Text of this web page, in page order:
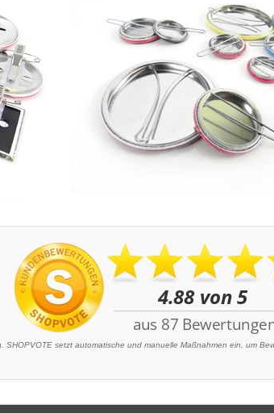
setzt automatische und manuelle Maßnahmen ein, um